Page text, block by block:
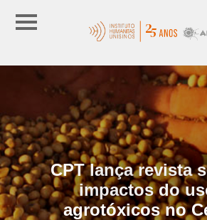
CPT lança revista
impactos do
agrotóxicos no